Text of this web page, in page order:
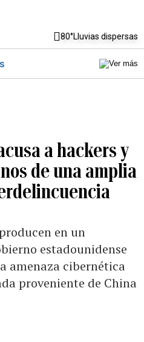
80°Lluvias dispersas
a hackers y
de una amplia
en un
estadounidense
amenaza cibernética
proveniente de China